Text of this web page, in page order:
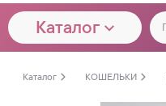
Каталог
Каталог КОШЕЛЬКИ